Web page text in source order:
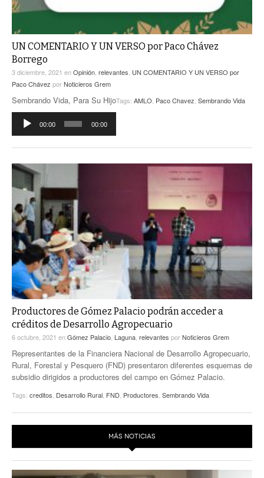
UN COMENTARIO Y UN VERSO por Paco Chávez
Borrego
3 diciembre, 2021 enOpinión relevantes UN COMENTARIO Y UN VERSO por
Paco Chávez porNoticieros Grem
Sembrando Vida, Para Su Hijo
Reproductor
00:00 00:00
Tags: AMLO Paco Chavez Sembrando Vida
Productores de Gómez Palacio podrán acceder a
créditos de Desarrollo Agropecuario
6 octubre, 2021 enGómez Palacio, Laguna, relevantes porNoticieros Grem
Representantes de la Financiera Nacional de Desarrollo Agropecuario,
Rural, Forestal y Pesquero (FND) presentaron diferentes esquemas de
subsidio dirigidos a productores del campo en Gómez Palacio.
Tags: creditos, Desarrollo Rural, FND, Productores, Sembrando Vida
MÁS NOTICIAS